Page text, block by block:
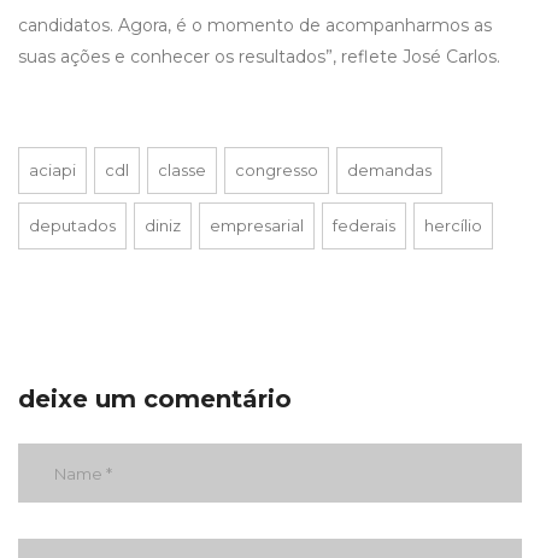
candidatos. Agora, é o momento de acompanharmos as
suas ações e conhecer os resultados”, reflete José Carlos.
aciapi cdl classe congresso demandas
deputados diniz empresarial federais hercílio
deixe um comentário